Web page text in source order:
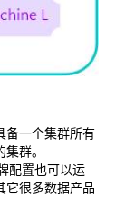
备一个集群所有
群。
配置也可以运
它很多数据产品